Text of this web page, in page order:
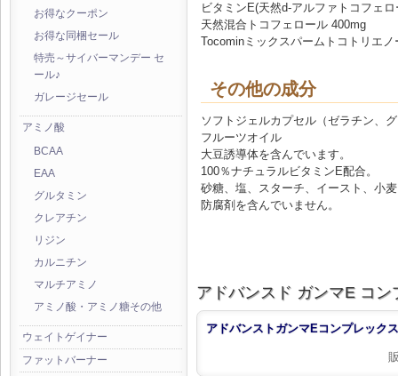
お得なクーポン
お得な同梱セール
特売～サイバーマンデー セ
ール♪
ガレージセール
アミノ酸
BCAA
EAA
グルタミン
クレアチン
リジン
カルニチン
マルチアミノ
アミノ酸・アミノ糖その他
ウェイトゲイナー
ファットバーナー
ビタミンE(天然d-アルファトコフェ
天然混合トコフェロール 400mg
Tocominミックスパームトコトリエ
その他の成分
ソフトジェルカプセル（ゼラチン、
フルーツオイル
大豆誘導体を含んでいます。
100％ナチュラルビタミンE配合。
砂糖、塩、スターチ、イースト、小
防腐剤を含んでいません。
アドバンスド ガンマE コン
アドバンストガンマEコンプレック